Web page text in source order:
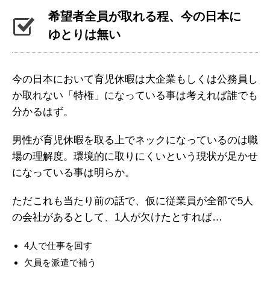
希望者全員が取れる程、今の日本に
ゆとりは無い
今の日本において育児休暇は大企業もしくは公務員し
か取れない「特権」になっている事は考えれば誰でも
分かるはず。
男性が育児休暇を取る上でネックになっているのは職
場の理解度。環境的に取りにくいという現状が足かせ
になっている事は明らか。
ただこれも当たり前の話で、仮に従業員が全部で5人
の会社があるとして、1人が欠けたとすれば…
4人で仕事を回す
欠員を派遣で補う